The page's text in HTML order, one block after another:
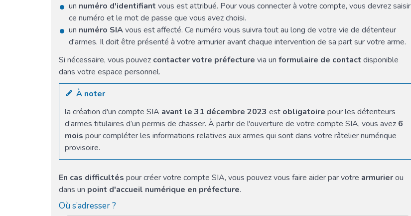
un numéro d'identifiant vous est attribué. Pour vous connecter à votre compte, vous devrez saisir
ce numéro et le mot de passe que vous avez choisi.
un numéro SIAvous est affecté. Ce numéro vous suivra tout au long de votre vie de détenteur
d'armes. Il doit être présenté à votre armurier avant chaque intervention de sa part sur votre arme.
Si nécessaire, vous pouvez contacter votre préfecture via un formulaire de contact disponible
dans votre espace personnel.
À noter
la création d'un compte SIA avant le 31 décembre 2023 est obligatoire pour les détenteurs
d’armes titulaires d’un permis de chasser. À partir de l'ouverture de votre compte SIA, vous avez 6
mois pour compléter les informations relatives aux armes qui sont dans votre râtelier numérique
provisoire.
En cas difficultés pour créer votre compte SIA, vous pouvez vous faire aider par votre armurierou
dans un point d'accueil numérique en préfecture.
Où s’adresser ?